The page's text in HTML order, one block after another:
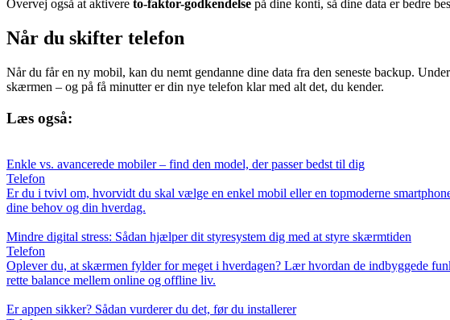
Overvej også at aktivere to-faktor-godkendelse på dine konti, så dine data er bedre
Når du skifter telefon
Når du får en ny mobil, kan du nemt gendanne dine data fra den seneste backup.
skærmen – og på få minutter er din nye telefon klar med alt det, du kender.
Læs også:
Enkle vs. avancerede mobiler – find den model, der passer bedst til dig
Telefon
Er du i tvivl om, hvorvidt du skal vælge en enkel mobil eller en topmoderne
dine behov og din hverdag.
Mindre digital stress: Sådan hjælper dit styresystem dig med at styre skærmtiden
Telefon
Oplever du, at skærmen fylder for meget i hverdagen? Lær hvordan de indbyggede
rette balance mellem online og offline liv.
Er appen sikker? Sådan vurderer du det, før du installerer